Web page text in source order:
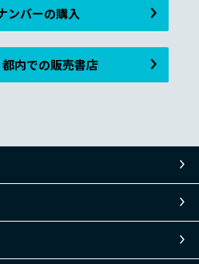
ンバーの購入
内での販売書店